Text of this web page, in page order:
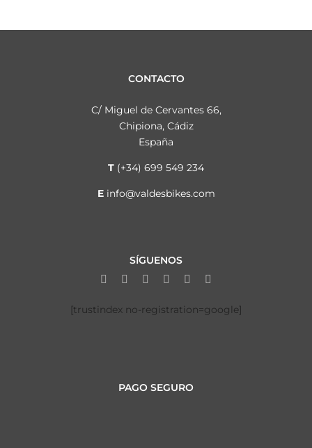
CONTACTO
C/ Miguel de Cervantes 66,
Chipiona, Cádiz
España
T (+34) 699 549 234
E info@valdesbikes.com
SÍGUENOS
[trustindex no-registration=google]
PAGO SEGURO